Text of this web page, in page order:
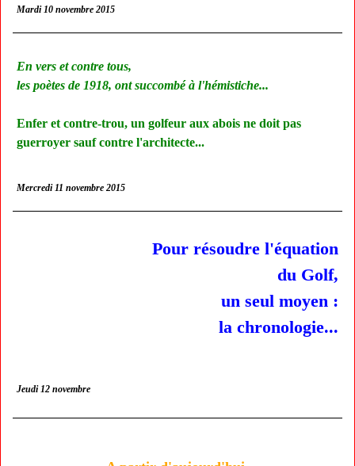
Mardi 10 novembre 2015
En vers et contre tous,
les poètes de 1918, ont succombé à l'hémistiche...
Enfer et contre-trou, un golfeur aux abois ne doit pas
guerroyer sauf contre l'architecte...
Mercredi 11 novembre 2015
Pour résoudre l'équation
du Golf,
un seul moyen :
la chronologie...
Jeudi 12 novembre